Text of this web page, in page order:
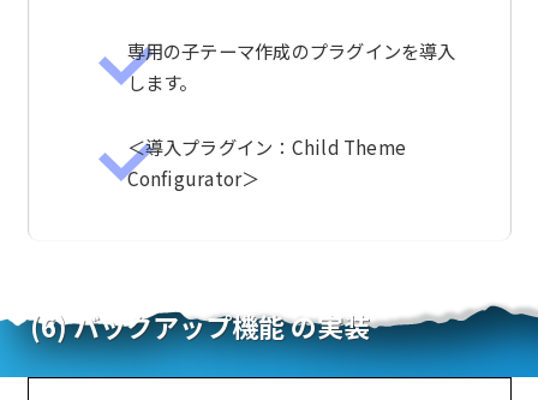
専用の子テーマ作成のプラグインを導入
します。
＜導入プラグイン：Child Theme
Configurator＞
(6) バックアップ機能 の実装